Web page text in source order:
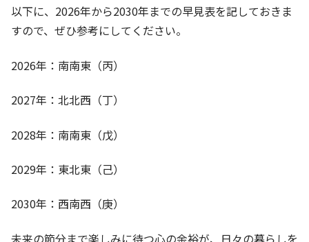
以下に、2026年から2030年までの早見表を記しておきま
すので、ぜひ参考にしてください。
2026年：南南東（丙）
2027年：北北西（丁）
2028年：南南東（戊）
2029年：東北東（己）
2030年：西南西（庚）
未来の節分まで楽しみに待つ心の余裕が、日々の暮らしを